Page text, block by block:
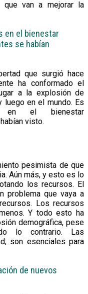
que van a mejorar la
en el bienestar
se habían
que surgió hace
ha conformado el
a la explosión de
luego en el mundo. Es
en el bienestar
visto.
pesimista de que
Aún más, y esto es lo
los recursos. El
problema que vaya a
Los recursos
Y todo esto ha
demográfica, pese
lo contrario. Las
son esenciales para
de nuevos